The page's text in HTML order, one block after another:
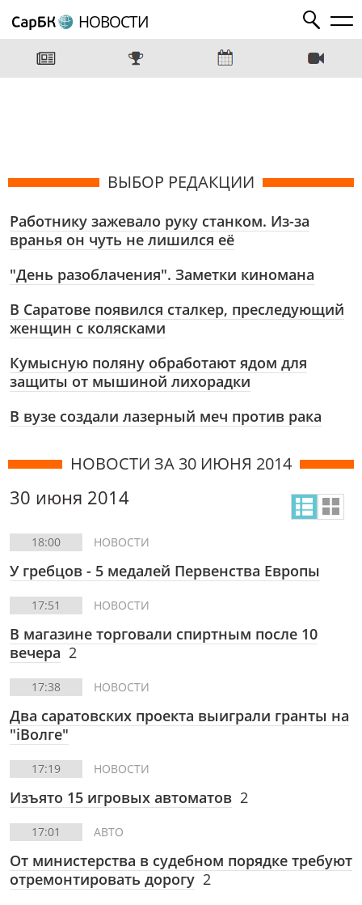
НОВОСТИ
ВЫБОР РЕДАКЦИИ
Работнику зажевало руку станком. Из-за
вранья он чуть не лишился её
"День разоблачения". Заметки киномана
В Саратове появился сталкер, преследующий
женщин с колясками
Кумысную поляну обработают ядом для
защиты от мышиной лихорадки
В вузе создали лазерный меч против рака
НОВОСТИ ЗА 30 ИЮНЯ 2014
30 июня 2014
18:00 НОВОСТИ
У гребцов - 5 медалей Первенства Европы
17:51 НОВОСТИ
В магазине торговали спиртным после 10
вечера 2
17:38 НОВОСТИ
Два саратовских проекта выиграли гранты на
"iВолге"
17:19 НОВОСТИ
Изъято 15 игровых автоматов 2
17:01 АВТО
От министерства в судебном порядке требуют
отремонтировать дорогу 2